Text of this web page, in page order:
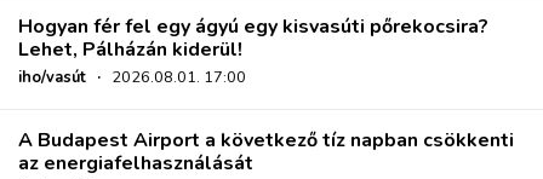
Hogyan fér fel egy ágyú egy kisvasúti pőrekocsira?
Lehet, Pálházán kiderül!
iho/vasút · 2026.08.01. 17:00
A Budapest Airport a következő tíz napban csökkenti
az energiafelhasználását